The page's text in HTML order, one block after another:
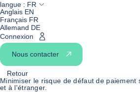
langue : FR
Anglais EN
Français FR
Allemand DE
Connexion
Nous contacter
Retour
Minimiser le risque de défaut de paiement
et à l'étranger.